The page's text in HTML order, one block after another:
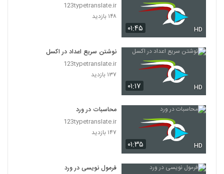
۰۱:۴۵ HD
123typetranslate.ir
۱۴۸ بازدید
۰۱:۱۷ HD
نوشتن سریع اعداد در اکسل
123typetranslate.ir
۱۳۷ بازدید
۰۱:۳۵ HD
محاسبات در ورد
123typetranslate.ir
۱۴۷ بازدید
فرمول نویسی در ورد